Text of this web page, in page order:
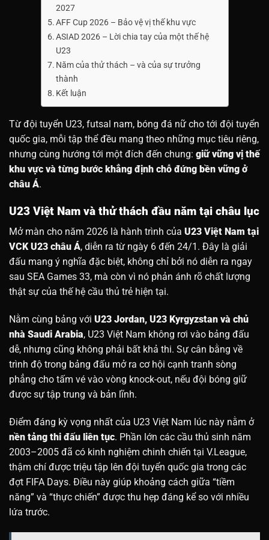
2027
AFF Cup 2026 – Bảo vệ vị thế khu vực
ASIAD 2026 – Lời chia tay của một thế hệ
U23
Năm của thử thách – và của sự trưởng
thành
Kết luận
Từ đội tuyển U23, futsal nam, bóng đá nữ cho tới đội tuyển
quốc gia, mỗi tập thể đều mang theo những mục tiêu riêng,
nhưng cùng hướng tới một đích đến chung: giữ vững vị thế
khu vực và từng bước khẳng định chỗ đứng bền vững ở
châu Á.
U23 Việt Nam và thử thách đầu năm tại châu lục
Mở màn cho năm 2026 là hành trình của U23 Việt Nam tại
VCK U23 châu Á, diễn ra từ ngày 6 đến 24/1. Đây là giải
đấu mang ý nghĩa đặc biệt, không chỉ bởi nó diễn ra ngay
sau SEA Games 33, mà còn vì nó phản ánh rõ chất lượng
thật sự của thế hệ cầu thủ trẻ hiện tại.
Nằm cùng bảng với U23 Jordan, U23 Kyrgyzstan và chủ
nhà Saudi Arabia, U23 Việt Nam không rơi vào bảng đấu
dễ, nhưng cũng không phải bất khả thi. Sự cân bằng về
trình độ trong bảng đấu mở ra cơ hội cạnh tranh sòng
phẳng cho tấm vé vào vòng knock-out, nếu đội bóng giữ
được sự tập trung và bản lĩnh.
Điểm đáng kỳ vọng nhất của U23 Việt Nam lúc này nằm ở
nền tảng thi đấu liên tục. Phần lớn các cầu thủ sinh năm
2003–2005 đã có kinh nghiệm chinh chiến tại V.League,
thậm chí được triệu tập lên đội tuyển quốc gia trong các
đợt FIFA Days. Điều này giúp khoảng cách giữa “tiềm
năng” và “thực chiến” được thu hẹp đáng kể so với nhiều
lứa trước.